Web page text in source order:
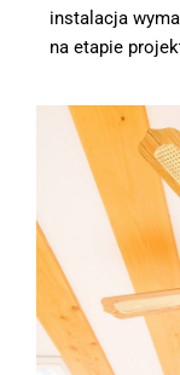
instalacja
na etapie